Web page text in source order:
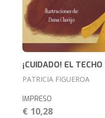
¡CUIDADO! EL
PATRICIA FIGUEROA
IMPRESO
€ 10,28